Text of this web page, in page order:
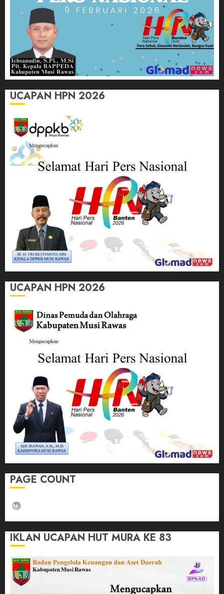
UCAPAN HPN 2026
UCAPAN HPN 2026
PAGE COUNT
IKLAN UCAPAN HUT MURA KE 83